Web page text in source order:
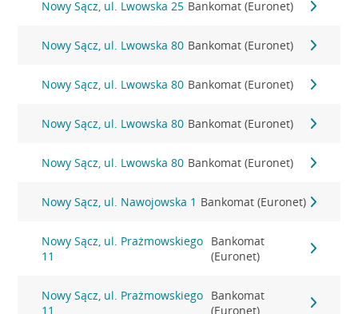
Nowy Sącz, ul. Lwowska 25 Bankomat (Euronet)
Nowy Sącz, ul. Lwowska 80 Bankomat (Euronet)
Nowy Sącz, ul. Lwowska 80 Bankomat (Euronet)
Nowy Sącz, ul. Lwowska 80 Bankomat (Euronet)
Nowy Sącz, ul. Lwowska 80 Bankomat (Euronet)
Nowy Sącz, ul. Nawojowska 1 Bankomat (Euronet)
Nowy Sącz, ul. Prażmowskiego
11
Bankomat
(Euronet)
Nowy Sącz, ul. Prażmowskiego
11
Bankomat
(Euronet)